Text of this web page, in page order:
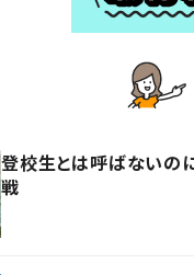
登校生とは呼ばないの
戦